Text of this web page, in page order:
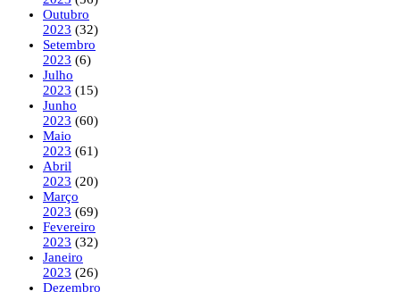
Outubro
2023 (32)
Setembro
2023 (6)
Julho
2023 (15)
Junho
2023 (60)
Maio
2023 (61)
Abril
2023 (20)
Março
2023 (69)
Fevereiro
2023 (32)
Janeiro
2023 (26)
Dezembro